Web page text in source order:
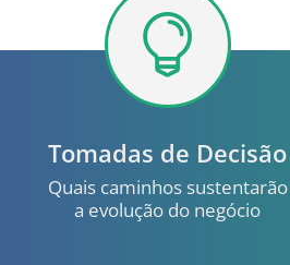

Tomadas de Decisão
Quais caminhos sustentarão
a evolução do negócio